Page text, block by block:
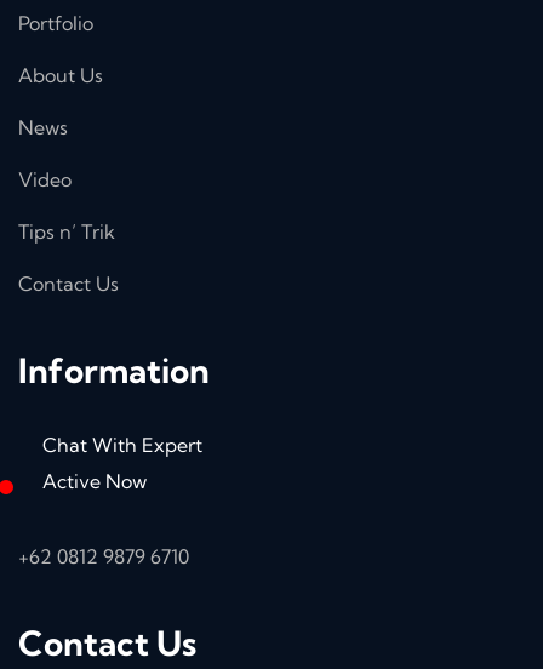
Portfolio
About Us
News
Video
Tips n’ Trik
Contact Us
Information
Chat With Expert
Active Now
+62 0812 9879 6710
Contact Us